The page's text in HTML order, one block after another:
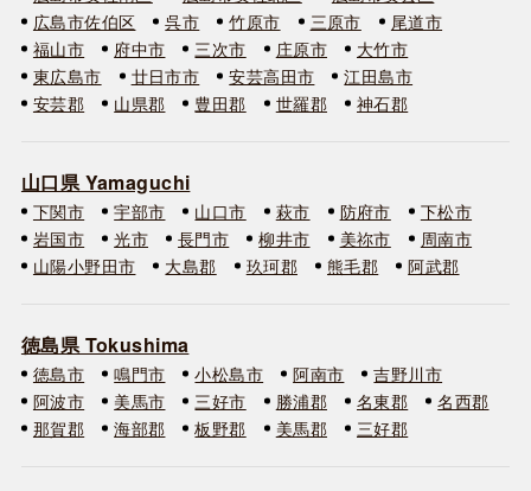
広島市佐伯区
呉市 竹原市 三原市
尾道市
福山市
府中市 三次市 庄原市
大竹市
東広島市
廿日市市 安芸高田市
江田島市
安芸郡
山県郡 豊田郡 世羅郡 神石郡
山口県 Yamaguchi
下関市 宇部市 山口市 萩市 防府市
下松市
岩国市
光市 長門市 柳井市 美祢市
周南市
山陽小野田市
大島郡 玖珂郡 熊毛郡 阿武郡
徳島県 Tokushima
徳島市 鳴門市 小松島市 阿南市
吉野川市
阿波市
美馬市 三好市 勝浦郡 名東郡
名西郡
那賀郡
海部郡 板野郡 美馬郡 三好郡